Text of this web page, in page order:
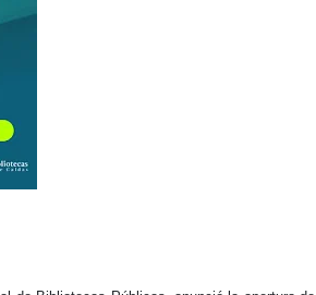
estudiantes rurales en Filadelfia
comedor comunitario gracias al